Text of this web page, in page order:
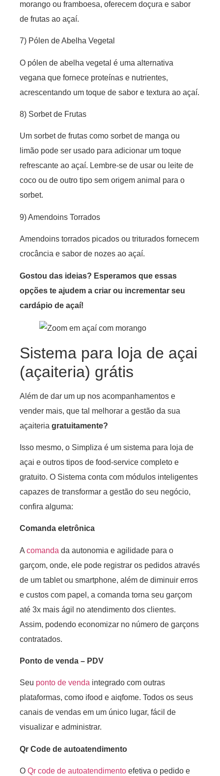
morango ou framboesa, oferecem doçura e sabor
de frutas ao açaí.
7) Pólen de Abelha Vegetal
O pólen de abelha vegetal é uma alternativa
vegana que fornece proteínas e nutrientes,
acrescentando um toque de sabor e textura ao açaí.
8) Sorbet de Frutas
Um sorbet de frutas como sorbet de manga ou
limão pode ser usado para adicionar um toque
refrescante ao açaí. Lembre-se de usar ou leite de
coco ou de outro tipo sem origem animal para o
sorbet.
9) Amendoins Torrados
Amendoins torrados picados ou triturados fornecem
crocância e sabor de nozes ao açaí.
Gostou das ideias? Esperamos que essas
opções te ajudem a criar ou incrementar seu
cardápio de açaí!
Sistema para loja de açai
(açaiteria) grátis
Além de dar um up nos acompanhamentos e
vender mais, que tal melhorar a gestão da sua
açaiteria gratuitamente?
Isso mesmo, o Simpliza é um sistema para loja de
açai e outros tipos de food-service completo e
gratuito. O Sistema conta com módulos inteligentes
capazes de transformar a gestão do seu negócio,
confira alguma:
Comanda eletrônica
A comanda da autonomia e agilidade para o
garçom, onde, ele pode registrar os pedidos através
de um tablet ou smartphone, além de diminuir erros
e custos com papel, a comanda torna seu garçom
até 3x mais ágil no atendimento dos clientes.
Assim, podendo economizar no número de garçons
contratados.
Ponto de venda – PDV
Seu ponto de venda integrado com outras
plataformas, como ifood e aiqfome. Todos os seus
canais de vendas em um único lugar, fácil de
visualizar e administrar.
Qr Code de autoatendimento
O Qr code de autoatendimento efetiva o pedido e